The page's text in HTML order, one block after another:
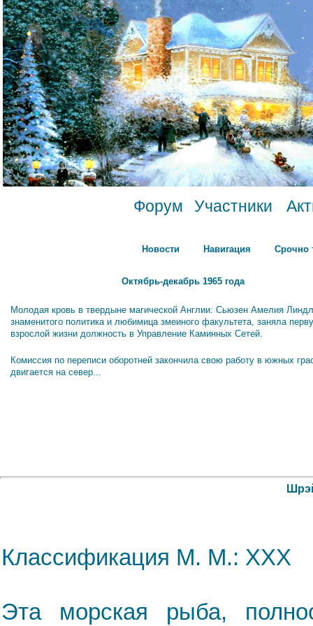
Форум Участники
Новости Навигация Срочно
Октябрь-декабрь 1965 года
Молодая кровь в твердыне магической Англии: Сьюзен Амелия
знаменитого политика и любимица змеиного факультета, заняла
взрослой жизни должность в Управление Каминных Сетей.
Комиссия по переписи оборотней закончила свою работу в южных
двигается на север...
Классификация М. М.: XXX
Эта морская рыба,